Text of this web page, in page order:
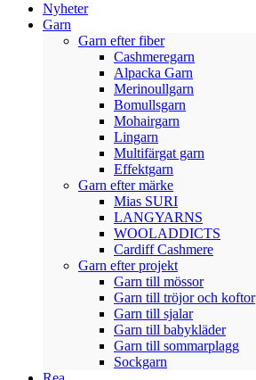
Nyheter
Garn
Garn efter fiber
Cashmeregarn
Alpacka Garn
Merinoullgarn
Bomullsgarn
Mohairgarn
Lingarn
Multifärgat garn
Effektgarn
Garn efter märke
Mias SURI
LANGYARNS
WOOLADDICTS
Cardiff Cashmere
Garn efter projekt
Garn till mössor
Garn till tröjor och koftor
Garn till sjalar
Garn till babykläder
Garn till sommarplagg
Sockgarn